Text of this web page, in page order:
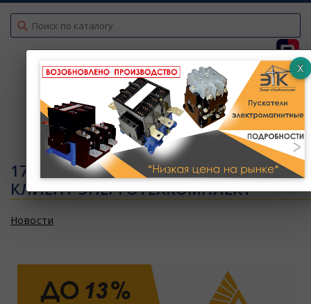
top
Ваша корзина пуста
17.03.2021 - 13% СКИДКИ ЕСЛИ ВЫ
КЛИЕНТ ЭНЕРГОТЕХКОМПЛЕКТ
Новости